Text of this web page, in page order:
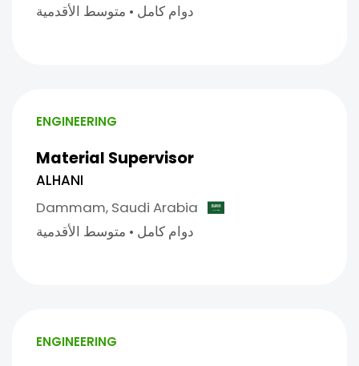
دوام كامل • متوسط الأقدمية
ENGINEERING
Material Supervisor
ALHANI
Dammam, Saudi Arabia
دوام كامل • متوسط الأقدمية
ENGINEERING